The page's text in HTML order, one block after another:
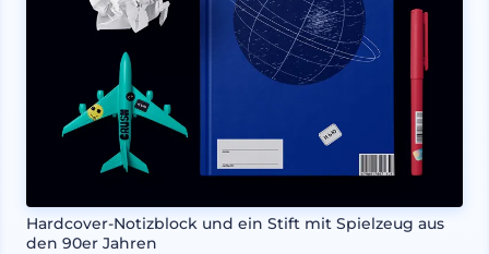
Hardcover-Notizblock und ein Stift mit Spielzeug aus
den 90er Jahren